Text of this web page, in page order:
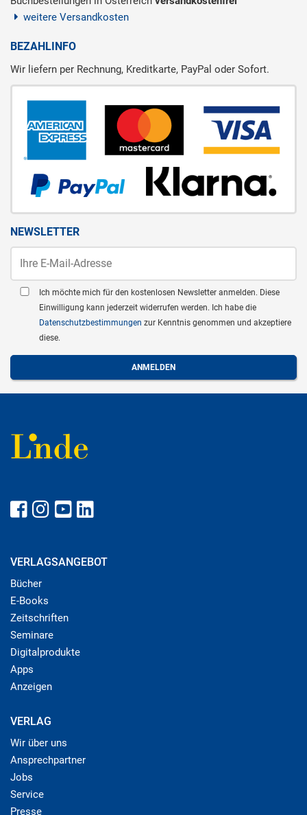
weitere Versandkosten
BEZAHLINFO
Wir liefern per Rechnung, Kreditkarte, PayPal oder Sofort.
NEWSLETTER
Ich möchte mich für den kostenlosen Newsletter anmelden. Diese
Einwilligung kann jederzeit widerrufen werden. Ich habe die
Datenschutzbestimmungen zur Kenntnis genommen und akzeptiere
diese.
VERLAGSANGEBOT
Bücher
E-Books
Zeitschriften
Seminare
Digitalprodukte
Apps
Anzeigen
VERLAG
Wir über uns
Ansprechpartner
Jobs
Service
Presse